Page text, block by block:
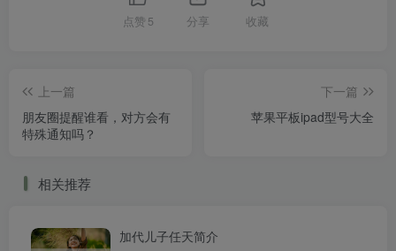
点赞 5 分享 收藏
上一篇
朋友圈提醒谁看，对方会有
特殊通知吗？
下一篇
苹果平板ipad型号大全
相关推荐
加代儿子任天简介